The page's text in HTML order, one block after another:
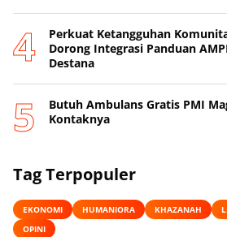
Perkuat Ketangguhan
Dorong Integrasi Panduan
Destana
Butuh Ambulans Gratis PMI
Kontaknya
Tag Terpopuler
EKONOMI HUMANIORA KHAZANAH
OPINI